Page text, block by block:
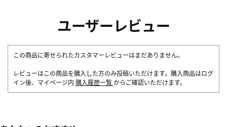
ユーザーレビュー
この商品に寄せられたカスタマーレビューはまだありません。
レビューはこの商品を購入した方のみ投稿いただけます。購入商品はログ
イン後、マイページ内 購入履歴一覧 からご確認いただけます。